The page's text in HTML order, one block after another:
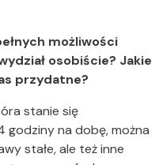
możliwości
osobiście? Jakie
przydatne?
stanie się
godziny na dobę, można
stałe, ale też inne